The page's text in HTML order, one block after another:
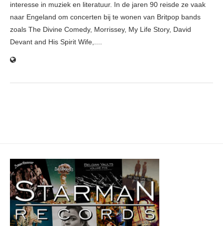
interesse in muziek en literatuur. In de jaren 90 reisde ze vaak
naar Engeland om concerten bij te wonen van Britpop bands
zoals The Divine Comedy, Morrissey, My Life Story, David
Devant and His Spirit Wife,....